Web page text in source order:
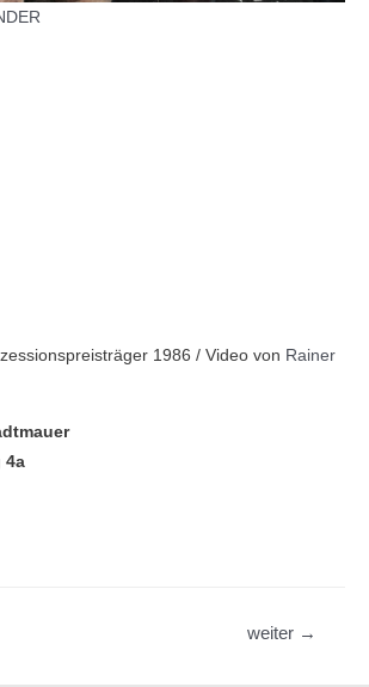
1986 / Video von Rainer
4a
weiter →